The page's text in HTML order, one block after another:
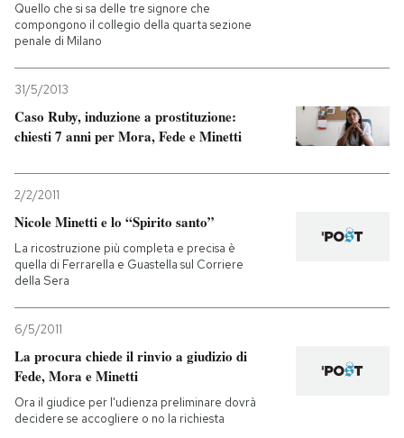
Quello che si sa delle tre signore che
compongono il collegio della quarta sezione
penale di Milano
31/5/2013
Caso Ruby, induzione a prostituzione:
chiesti 7 anni per Mora, Fede e Minetti
2/2/2011
Nicole Minetti e lo “Spirito santo”
La ricostruzione più completa e precisa è
quella di Ferrarella e Guastella sul Corriere
della Sera
6/5/2011
La procura chiede il rinvio a giudizio di
Fede, Mora e Minetti
Ora il giudice per l'udienza preliminare dovrà
decidere se accogliere o no la richiesta